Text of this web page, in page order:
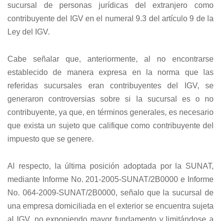
sucursal de personas jurídicas del extranjero como
contribuyente del IGV en el numeral 9.3 del artículo 9 de la
Ley del IGV.
Cabe señalar que, anteriormente, al no encontrarse
establecido de manera expresa en la norma que las
referidas sucursales eran contribuyentes del IGV, se
generaron controversias sobre si la sucursal es o no
contribuyente, ya que, en términos generales, es necesario
que exista un sujeto que califique como contribuyente del
impuesto que se genere.
Al respecto, la última posición adoptada por la SUNAT,
mediante Informe No. 201-2005-SUNAT/2B0000 e Informe
No. 064-2009-SUNAT/2B0000, señalo que la sucursal de
una empresa domiciliada en el exterior se encuentra sujeta
al IGV, no exponiendo mayor fundamento y limitándose a